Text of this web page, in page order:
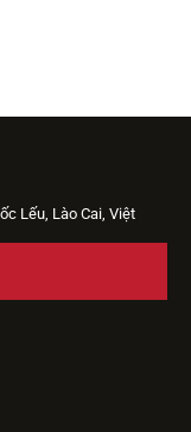
Lếu, Lào Cai, Việt